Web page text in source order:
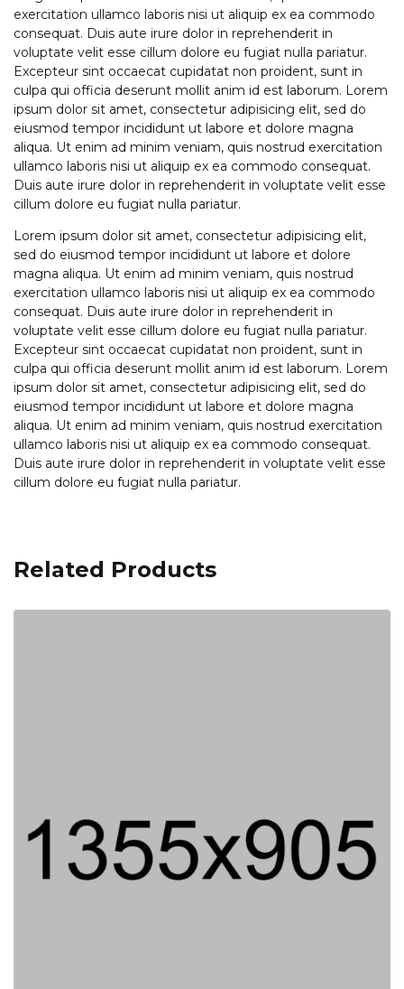
exercitation ullamco laboris nisi ut aliquip ex ea commodo
consequat. Duis aute irure dolor in reprehenderit in
voluptate velit esse cillum dolore eu fugiat nulla pariatur.
Excepteur sint occaecat cupidatat non proident, sunt in
culpa qui officia deserunt mollit anim id est laborum. Lorem
ipsum dolor sit amet, consectetur adipisicing elit, sed do
eiusmod tempor incididunt ut labore et dolore magna
aliqua. Ut enim ad minim veniam, quis nostrud exercitation
ullamco laboris nisi ut aliquip ex ea commodo consequat.
Duis aute irure dolor in reprehenderit in voluptate velit esse
cillum dolore eu fugiat nulla pariatur.
Lorem ipsum dolor sit amet, consectetur adipisicing elit,
sed do eiusmod tempor incididunt ut labore et dolore
magna aliqua. Ut enim ad minim veniam, quis nostrud
exercitation ullamco laboris nisi ut aliquip ex ea commodo
consequat. Duis aute irure dolor in reprehenderit in
voluptate velit esse cillum dolore eu fugiat nulla pariatur.
Excepteur sint occaecat cupidatat non proident, sunt in
culpa qui officia deserunt mollit anim id est laborum. Lorem
ipsum dolor sit amet, consectetur adipisicing elit, sed do
eiusmod tempor incididunt ut labore et dolore magna
aliqua. Ut enim ad minim veniam, quis nostrud exercitation
ullamco laboris nisi ut aliquip ex ea commodo consequat.
Duis aute irure dolor in reprehenderit in voluptate velit esse
cillum dolore eu fugiat nulla pariatur.
Related Products